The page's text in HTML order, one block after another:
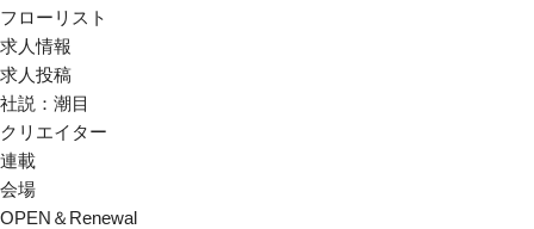
フローリスト
求人情報
求人投稿
社説：潮目
クリエイター
連載
会場
OPEN＆Renewal